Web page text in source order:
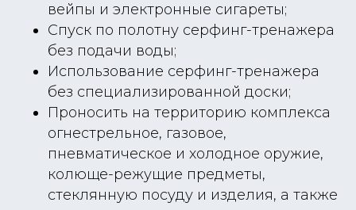
вейпы и электронные сигареты;
Спуск по полотну серфинг-тренажера
без подачи воды;
Использование серфинг-тренажера
без специализированной доски;
Проносить на территорию комплекса
огнестрельное, газовое,
пневматическое и холодное оружие,
колюще-режущие предметы,
стеклянную посуду и изделия, а также
Детские праздники
Корпоративы
Правила безопасности волны
Аэротруба
Волна
Договор публичной оферты волна
Flow Shop
* Meta - признана экстремистской